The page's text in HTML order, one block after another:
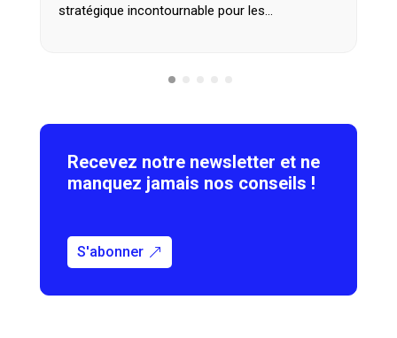
stratégique incontournable pour les…
Recevez notre newsletter et ne
manquez jamais nos conseils !
S'abonner